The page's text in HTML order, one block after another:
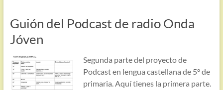
Guión del Podcast de radio Onda
Jóven
Segunda parte del proyecto de
Podcast en lengua castellana de 5º de
primaria. Aquí tienes la primera parte.